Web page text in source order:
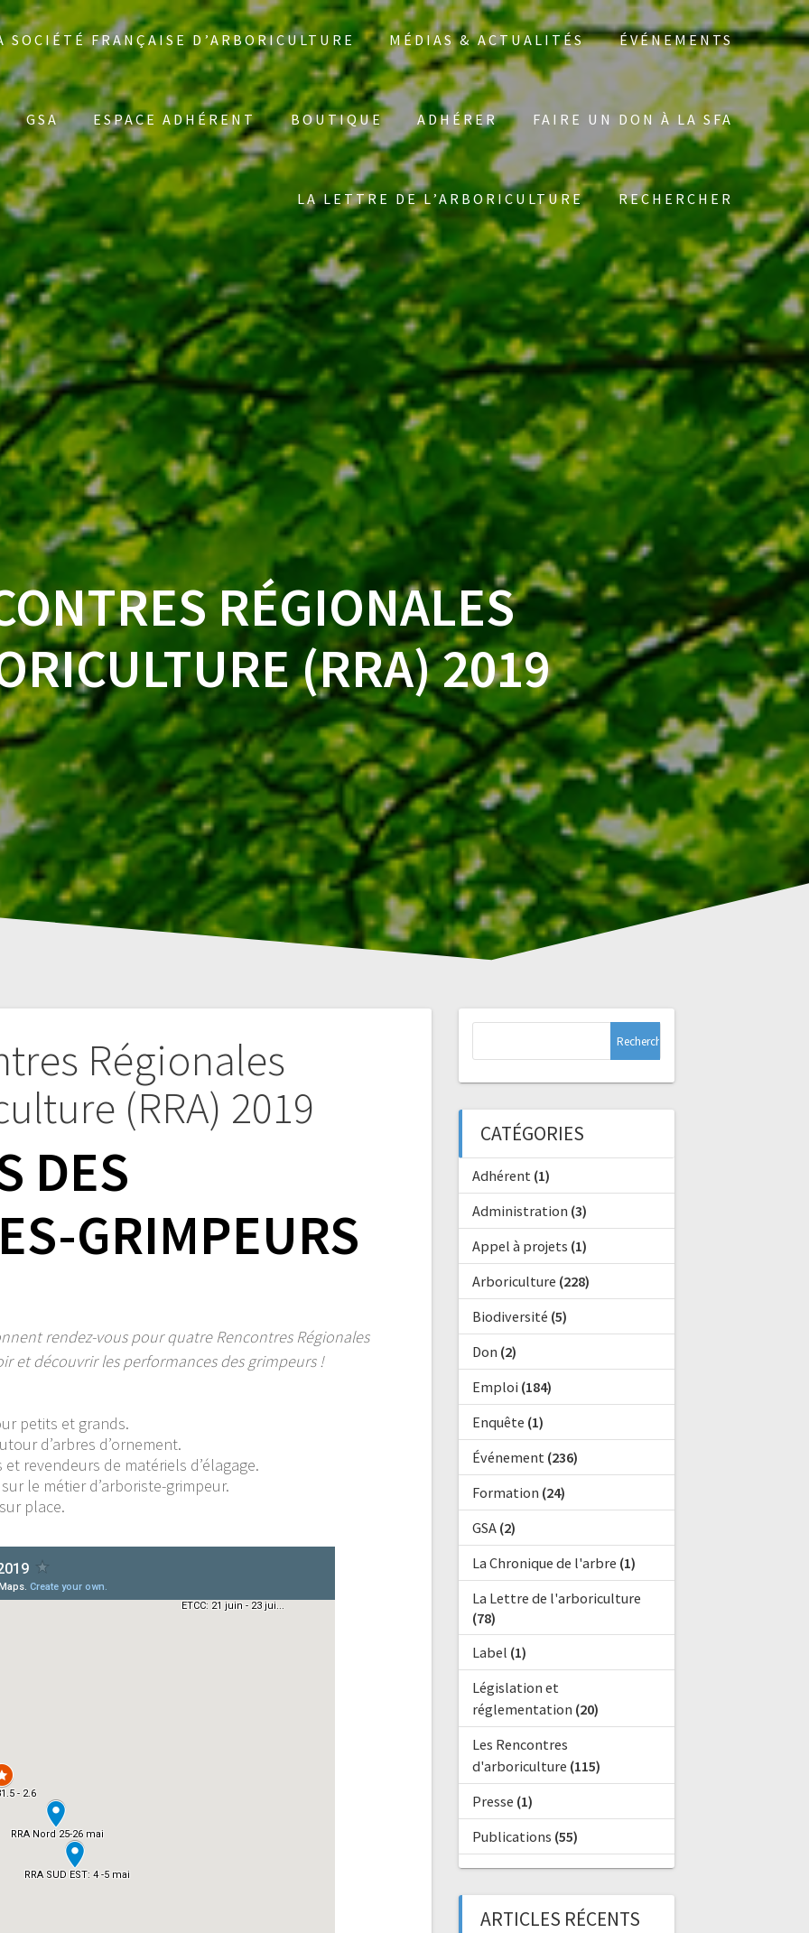
SOCIÉTÉ FRANÇAISE D’ARBORICULTURE MÉDIAS & ACTUALITÉS ÉVÉNEMENTS
GSA ESPACE ADHÉRENT BOUTIQUE ADHÉRER FAIRE UN DON À LA SFA
LA LETTRE DE L’ARBORICULTURE RECHERCHER
Search
for:
RÉGIONALES
(RRA) 2019
Régionales
(RRA) 2019
DES
GRIMPEURS
rendez-vous pour quatre Rencontres Régionales
et découvrir les performances des grimpeurs !
petits et grands.
d’arbres d’ornement.
revendeurs de matériels d’élagage.
le métier d’arboriste-grimpeur.
place.
CATÉGORIES
Adhérent(1)
Administration (3)
Appel à projets (1)
Arboriculture (228)
Biodiversité (5)
Don (2)
Emploi (184)
Enquête (1)
Événement(236)
Formation (24)
GSA(2)
La Chronique de l'arbre (1)
La Lettre de l'arboriculture
(78)
Label (1)
Législation et
réglementation (20)
Les Rencontres
d'arboriculture (115)
Presse (1)
Publications (55)
ARTICLES RÉCENTS